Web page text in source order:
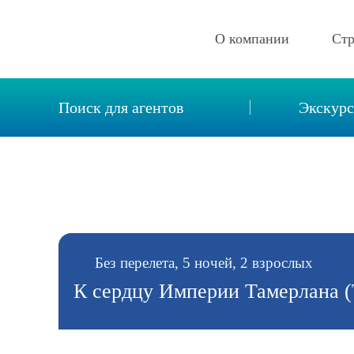
О компании
Описание компании
Новости
Поиск для агентов
Без перелета, 5 ночей, 2 взрослых
К сердцу Империи Тамерлана